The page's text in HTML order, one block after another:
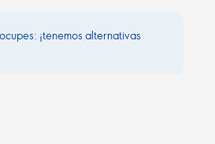
¡tenemos alternativas